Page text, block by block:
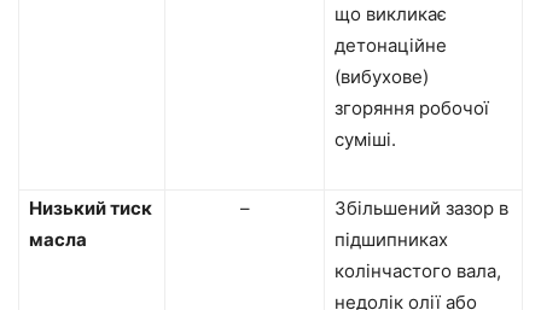
що викликає
детонаційне
(вибухове)
згоряння робочої
суміші.
Низький тиск
масла
–
Збільшений зазор в
підшипниках
колінчастого вала,
недолік олії або